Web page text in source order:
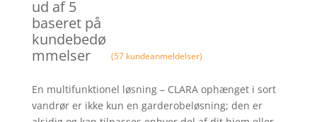
ud af 5
baseret på
kundebedø
mmelser
(57kundeanmeldelser)
En multifunktionel løsning – CLARA ophænget i sort
vandrør er ikke kun en garderobeløsning; den er